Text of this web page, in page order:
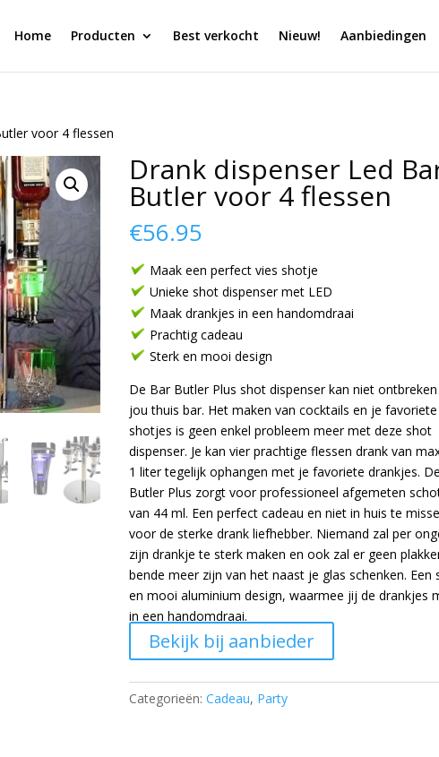
Home Producten Best verkocht Nieuw! Aanbiedingen
voor 4 flessen
Drank dispenser Led
Butler voor 4 flessen
€56.95
Maak een perfect vies shotje
Unieke shot dispenser met LED
Maak drankjes in een handomdraai
Prachtig cadeau
Sterk en mooi design
De Bar Butler Plus shot dispenser kan niet
jou thuis bar. Het maken van cocktails en je
shotjes is geen enkel probleem meer met deze shot
dispenser. Je kan vier prachtige flessen drank van
1 liter tegelijk ophangen met je favoriete drankjes.
Butler Plus zorgt voor professioneel afgemeten
van 44 ml. Een perfect cadeau en niet in huis te
voor de sterke drank liefhebber. Niemand zal per
zijn drankje te sterk maken en ook zal er geen
bende meer zijn van het naast je glas schenken. Een
en mooi aluminium design, waarmee jij de drankjes
in een handomdraai.
Bekijk bij aanbieder
Categorieën: Cadeau, Party